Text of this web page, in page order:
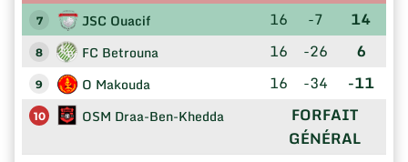
7 JSC Ouacif 16 -7 14
8 FC Betrouna 16 -26 6
9 O Makouda 16 -34 -11
10 OSM Draa-Ben-Khedda
FORFAIT
GÉNÉRAL